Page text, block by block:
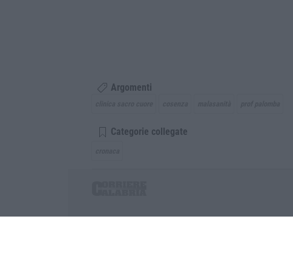
Argomenti
Categorie collegate
P.IVA. 03199620794, Via del mare 6/G, S.Eufemia,
Iscrizione tribunale di Lamezia Terme 5/2011 -